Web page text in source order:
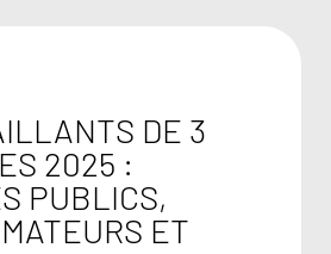
DE 3
2025 :
PUBLICS,
ET